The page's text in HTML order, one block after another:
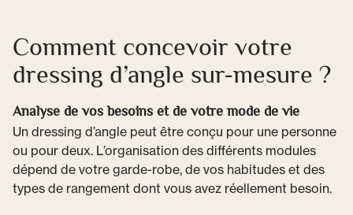
Comment concevoir votre
dressing d’angle sur-mesure ?
Analyse de vos besoins et de votre mode de vie
Un dressing d’angle peut être conçu pour une personne
ou pour deux. L’organisation des différents modules
dépend de votre garde-robe, de vos habitudes et des
types de rangement dont vous avez réellement besoin.